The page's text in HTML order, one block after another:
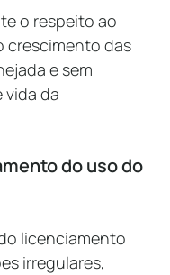
o respeito ao
crescimento das
e sem
vida da
do uso do
licenciamento
irregulares,